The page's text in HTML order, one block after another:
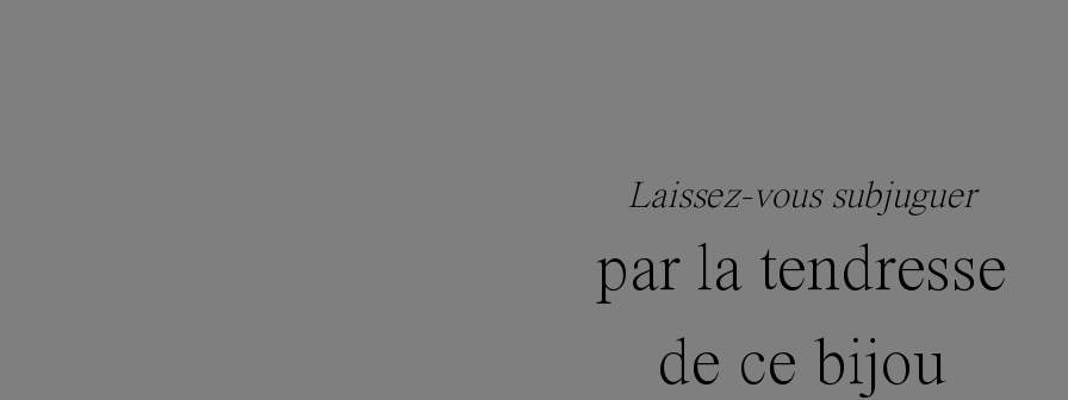
Laissez-vous subjuguer
par la tendresse
de ce bijou